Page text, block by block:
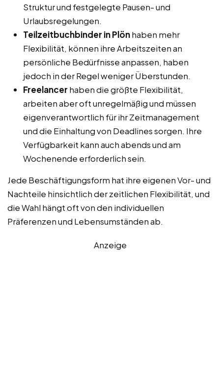
Struktur und festgelegte Pausen- und
Urlaubsregelungen.
Teilzeitbuchbinder in Plönhaben mehr
Flexibilität, können ihre Arbeitszeiten an
persönliche Bedürfnisse anpassen, haben
jedoch in der Regel weniger Überstunden.
Freelancer haben die größte Flexibilität,
arbeiten aber oft unregelmäßig und müssen
eigenverantwortlich für ihr Zeitmanagement
und die Einhaltung von Deadlines sorgen. Ihre
Verfügbarkeit kann auch abends und am
Wochenende erforderlich sein.
Jede Beschäftigungsform hat ihre eigenen Vor- und
Nachteile hinsichtlich der zeitlichen Flexibilität, und
die Wahl hängt oft von den individuellen
Präferenzen und Lebensumständen ab.
Anzeige